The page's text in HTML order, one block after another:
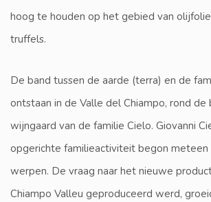
hoog te houden op het gebied van
truffels.
De band tussen de aarde (terra) en de
ontstaan in de Valle del Chiampo, rond de
wijngaard van de familie Cielo. Giovanni
opgerichte familieactiviteit begon meteen
werpen. De vraag naar het nieuwe
Chiampo Valleu geproduceerd werd,